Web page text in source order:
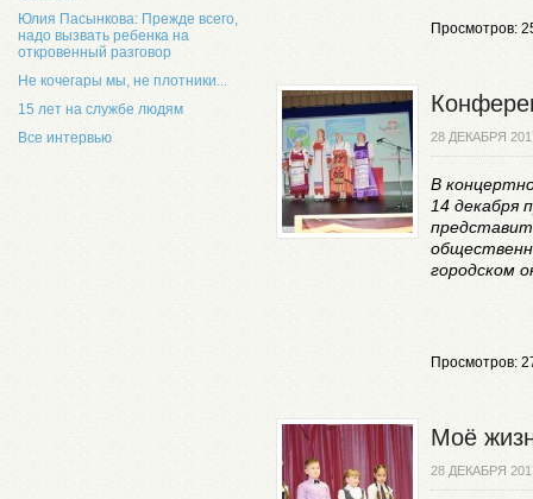
Юлия Пасынкова: Прежде всего,
надо вызвать ребенка на
откровенный разговор
Не кочегары мы, не плотники...
15 лет на службе людям
Все интервью
Просмотров:
28 ДЕКАБРЯ
В
14 декабря
городском
Просмотров:
Моё
28 ДЕКАБРЯ